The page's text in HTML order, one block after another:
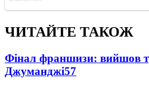
ЧИТАЙТЕ ТАКОЖ
Фінал франшизи: вийшов
Джуманджі57